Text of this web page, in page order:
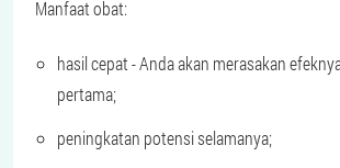
Manfaat obat:
hasil cepat - Anda akan merasakan
pertama;
peningkatan potensi selamanya;